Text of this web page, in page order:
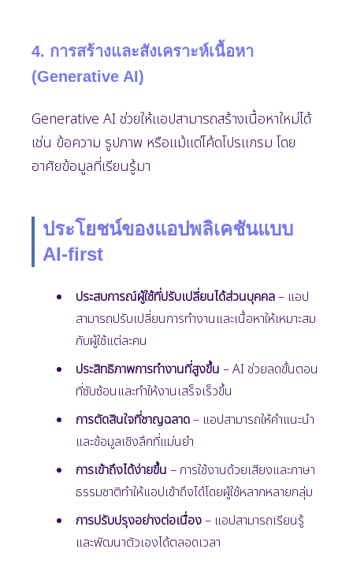
4. การสร้างและสังเคราะห์เนื้อหา
(Generative AI)
Generative AI ช่วยให้แอปสามารถสร้างเนื้อหาใหม่ได้
เช่น ข้อความ รูปภาพ หรือแม้แต่โค้ดโปรแกรม โดย
อาศัยข้อมูลที่เรียนรู้มา
ประโยชน์ของแอปพลิเคชันแบบ
AI-first
ประสบการณ์ผู้ใช้ที่ปรับเปลี่ยนได้ส่วนบุคคล– แอป
สามารถปรับเปลี่ยนการทำงานและเนื้อหาให้เหมาะสม
กับผู้ใช้แต่ละคน
ประสิทธิภาพการทำงานที่สูงขึ้น – AI ช่วยลดขั้นตอน
ที่ซับซ้อนและทำให้งานเสร็จเร็วขึ้น
การตัดสินใจที่ชาญฉลาด– แอปสามารถให้คำแนะนำ
และข้อมูลเชิงลึกที่แม่นยำ
การเข้าถึงได้ง่ายขึ้น – การใช้งานด้วยเสียงและภาษา
ธรรมชาติทำให้แอปเข้าถึงได้โดยผู้ใช้หลากหลายกลุ่ม
การปรับปรุงอย่างต่อเนื่อง– แอปสามารถเรียนรู้
และพัฒนาตัวเองได้ตลอดเวลา